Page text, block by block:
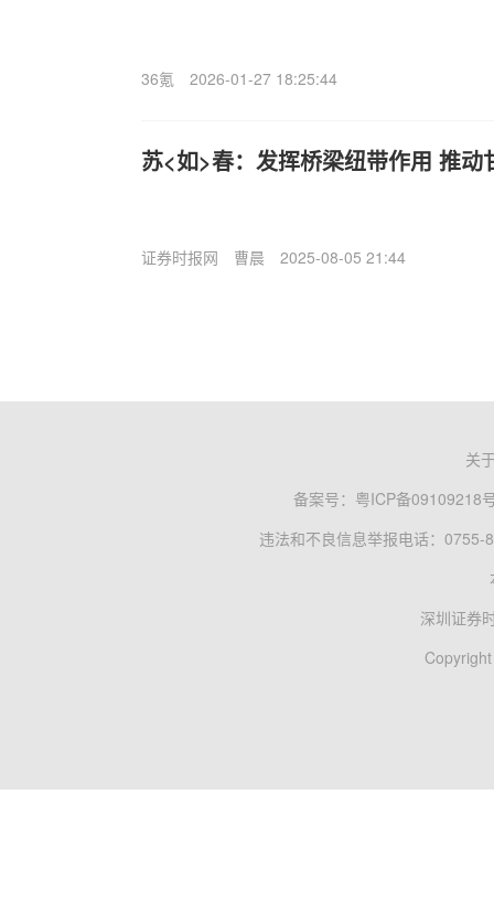
36氪 2026-01-27 18:25:44
苏<如>春：发挥桥梁纽带作用 推动
证券时报网 曹晨 2025-08-05 21:44
关
备案号： 粤ICP备09109218
违法和不良信息举报电话：0755-
深圳证券